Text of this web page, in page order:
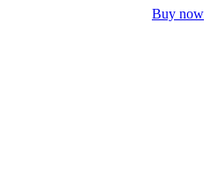
Buy now